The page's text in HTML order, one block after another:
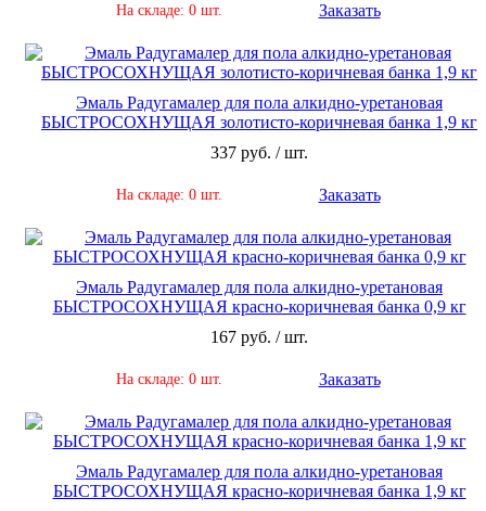
На складе: 0 шт. Заказать
Эмаль Радугамалер для пола алкидно-уретановая
БЫСТРОСОХНУЩАЯ золотисто-коричневая банка 1,9 кг
337 руб. / шт.
На складе: 0 шт. Заказать
Эмаль Радугамалер для пола алкидно-уретановая
БЫСТРОСОХНУЩАЯ красно-коричневая банка 0,9 кг
167 руб. / шт.
На складе: 0 шт. Заказать
Эмаль Радугамалер для пола алкидно-уретановая
БЫСТРОСОХНУЩАЯ красно-коричневая банка 1,9 кг